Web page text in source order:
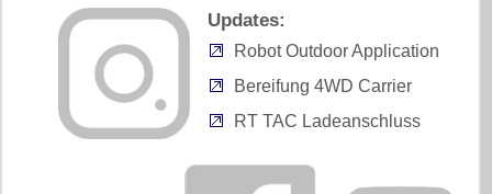
Updates:
Robot Outdoor Application
Bereifung 4WD Carrier
RT TAC Ladeanschluss